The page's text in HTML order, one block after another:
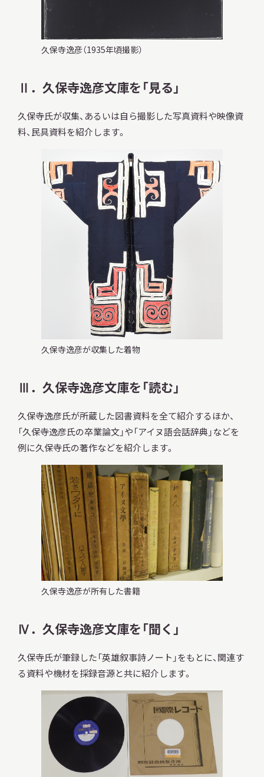
久保寺逸彦（1935年頃撮影）
Ⅱ．久保寺逸彦文庫を「見る」
久保寺氏が収集、あるいは自ら撮影した写真資料や映像資
料、民具資料を紹介します。
久保寺逸彦が収集した着物
Ⅲ．久保寺逸彦文庫を「読む」
久保寺逸彦氏が所蔵した図書資料を全て紹介するほか、
「久保寺逸彦氏の卒業論文」や「アイヌ語会話辞典」などを
例に久保寺氏の著作などを紹介します。
久保寺逸彦が所有した書籍
Ⅳ．久保寺逸彦文庫を「聞く」
久保寺氏が筆録した「英雄叙事詩ノート」をもとに、関連す
る資料や機材を採録音源と共に紹介します。